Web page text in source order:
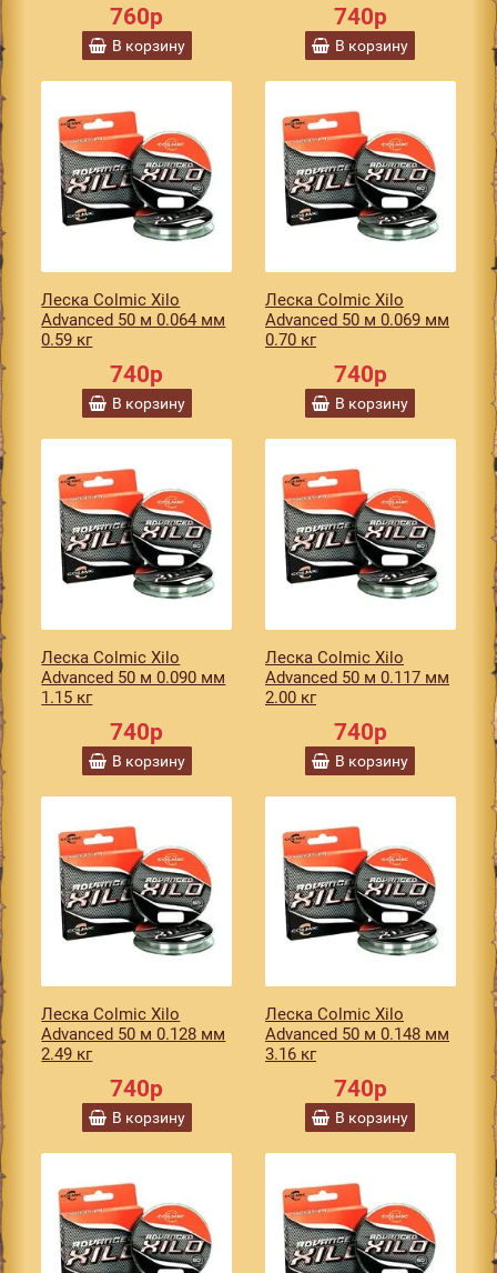
760р
В корзину
740р
В корзину
Леска Colmic Xilo
Advanced 50 м 0.064 мм
0.59 кг
740р
В корзину
Леска Colmic Xilo
Advanced 50 м 0.069 мм
0.70 кг
740р
В корзину
Леска Colmic Xilo
Advanced 50 м 0.090 мм
1.15 кг
740р
В корзину
Леска Colmic Xilo
Advanced 50 м 0.117 мм
2.00 кг
740р
В корзину
Леска Colmic Xilo
Advanced 50 м 0.128 мм
2.49 кг
740р
В корзину
Леска Colmic Xilo
Advanced 50 м 0.148 мм
3.16 кг
740р
В корзину